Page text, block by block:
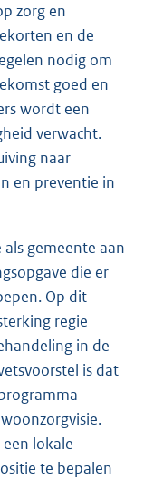
zorg en
en de
nodig om
goed en
wordt een
verwacht.
naar
en preventie in
gemeente aan
die er
Op dit
regie
in de
is dat
lokale
te bepalen